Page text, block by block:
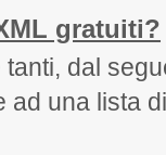
gratuiti?
dal
una lista